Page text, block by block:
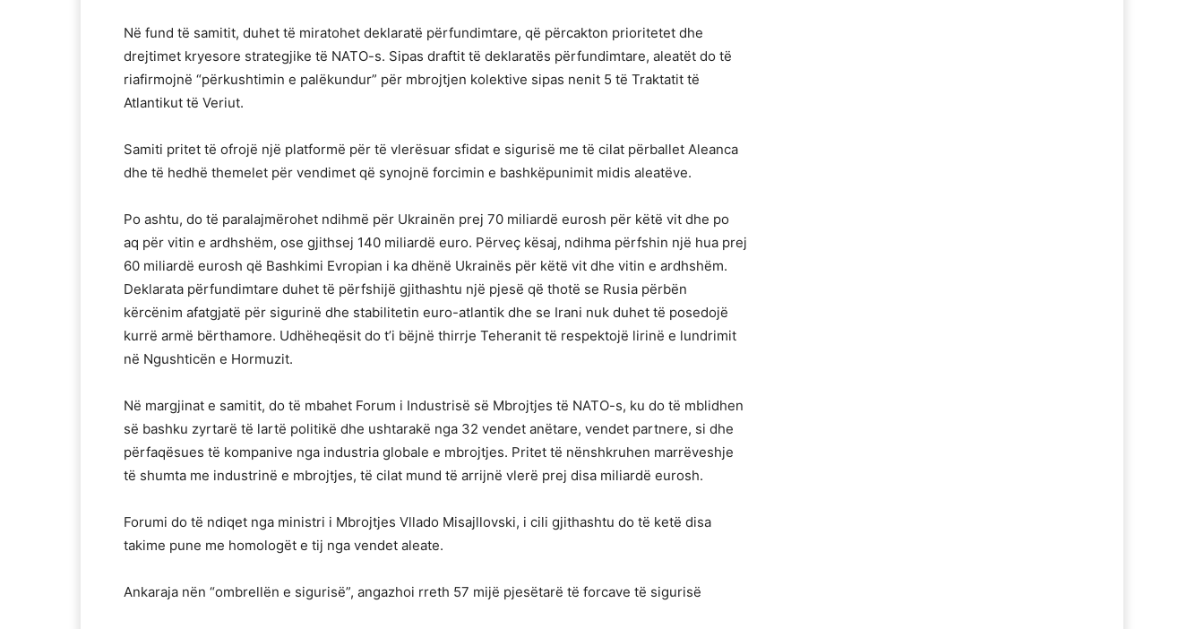
Në fund të samitit, duhet të miratohet deklaratë përfundimtare, që përcakton prioritetet dhe
drejtimet kryesore strategjike të NATO-s. Sipas draftit të deklaratës përfundimtare, aleatët do të
riafirmojnë “përkushtimin e palëkundur” për mbrojtjen kolektive sipas nenit 5 të Traktatit të
Atlantikut të Veriut.
Samiti pritet të ofrojë një platformë për të vlerësuar sfidat e sigurisë me të cilat përballet Aleanca
dhe të hedhë themelet për vendimet që synojnë forcimin e bashkëpunimit midis aleatëve.
Po ashtu, do të paralajmërohet ndihmë për Ukrainën prej 70 miliardë eurosh për këtë vit dhe po
aq për vitin e ardhshëm, ose gjithsej 140 miliardë euro. Përveç kësaj, ndihma përfshin një hua prej
60 miliardë eurosh që Bashkimi Evropian i ka dhënë Ukrainës për këtë vit dhe vitin e ardhshëm.
Deklarata përfundimtare duhet të përfshijë gjithashtu një pjesë që thotë se Rusia përbën
kërcënim afatgjatë për sigurinë dhe stabilitetin euro-atlantik dhe se Irani nuk duhet të posedojë
kurrë armë bërthamore. Udhëheqësit do t’i bëjnë thirrje Teheranit të respektojë lirinë e lundrimit
në Ngushticën e Hormuzit.
Në margjinat e samitit, do të mbahet Forum i Industrisë së Mbrojtjes të NATO-s, ku do të mblidhen
së bashku zyrtarë të lartë politikë dhe ushtarakë nga 32 vendet anëtare, vendet partnere, si dhe
përfaqësues të kompanive nga industria globale e mbrojtjes. Pritet të nënshkruhen marrëveshje
të shumta me industrinë e mbrojtjes, të cilat mund të arrijnë vlerë prej disa miliardë eurosh.
Forumi do të ndiqet nga ministri i Mbrojtjes Vllado Misajllovski, i cili gjithashtu do të ketë disa
takime pune me homologët e tij nga vendet aleate.
Ankaraja nën “ombrellën e sigurisë”, angazhoi rreth 57 mijë pjesëtarë të forcave të sigurisë